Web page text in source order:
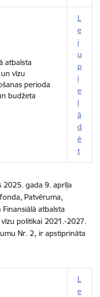
atbalsta
vīzu
perioda
budžeta
L
e
j
u
p
i
e
l
ā
d
ē
t
2025. gada 9. aprīļa
Patvēruma,
atbalsta
politikai 2021.-2027.
Nr. 2, ir apstiprināta
L
e